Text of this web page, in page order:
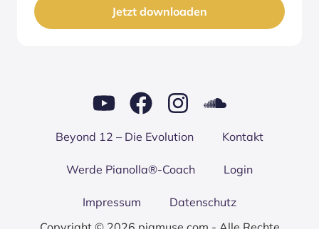
Jetzt downloaden
Bey­ond 12 – Die Evo­lu­ti­on Kon­takt
Wer­de Pianolla®-Coach Log­in
Impres­sum
Daten­schutz